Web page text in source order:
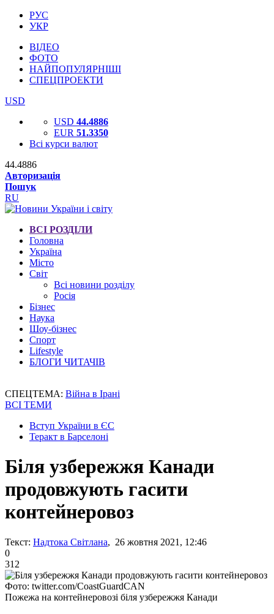
РУС
УКР
ВІДЕО
ФОТО
НАЙПОПУЛЯРНІШІ
СПЕЦПРОЕКТИ
USD
USD 44.4886
EUR 51.3350
Всі курси валют
44.4886
Авторизація
Пошук
RU
ВСІ РОЗДІЛИ
Головна
Україна
Місто
Світ
Всі новини розділу
Росія
Бізнес
Наука
Шоу-бізнес
Спорт
Lifestyle
БЛОГИ ЧИТАЧІВ
СПЕЦТЕМА: Війна в Ірані
ВСІ ТЕМИ
Вступ України в ЄС
Теракт в Барселоні
Біля узбережжя Канади
продовжують гасити
контейнеровоз
Текст: Надтока Світлана, 26 жовтня 2021, 12:46
0
312
Фото: twitter.com/CoastGuardCAN
Пожежа на контейнеровозі біля узбережжя Канади